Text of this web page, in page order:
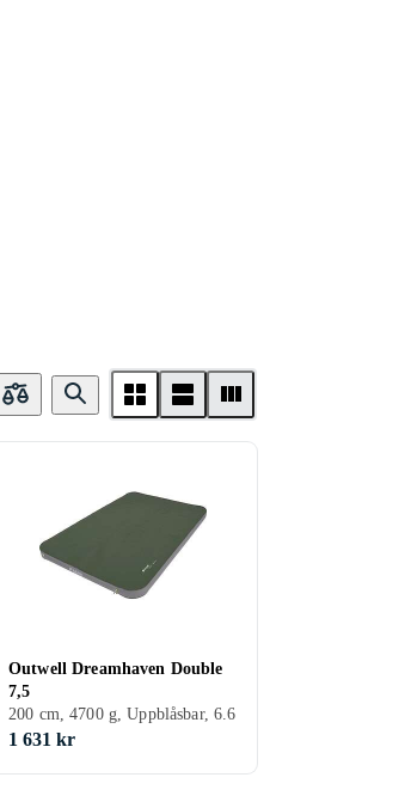
Outwell Dreamhaven Double
7,5
200 cm, 4700 g, Uppblåsbar, 6.6
1 631 kr